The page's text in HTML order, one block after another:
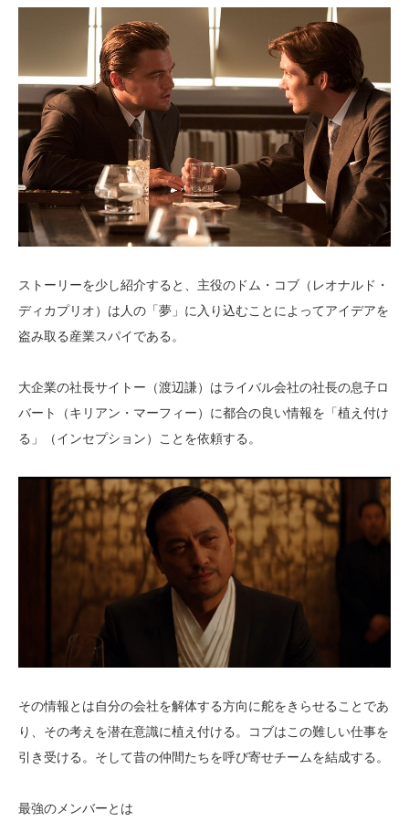
ストーリーを少し紹介すると、主役のドム・コブ（レオナルド・
ディカプリオ）は人の「夢」に入り込むことによってアイデアを
盗み取る産業スパイである。
大企業の社長サイトー（渡辺謙）はライバル会社の社長の息子ロ
バート（キリアン・マーフィー）に都合の良い情報を「植え付け
る」（インセプション）ことを依頼する。
その情報とは自分の会社を解体する方向に舵をきらせることであ
り、その考えを潜在意識に植え付ける。コブはこの難しい仕事を
引き受ける。そして昔の仲間たちを呼び寄せチームを結成する。
最強のメンバーとは